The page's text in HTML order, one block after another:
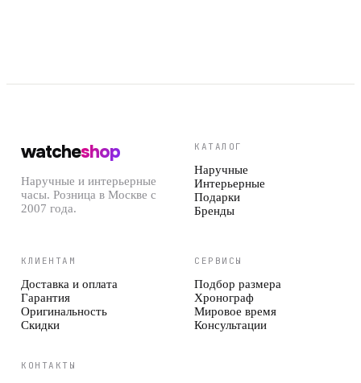
watcheshop
Наручные и интерьерные
часы. Розница в Москве с
2007 года.
КАТАЛОГ
Наручные
Интерьерные
Подарки
Бренды
КЛИЕНТАМ
Доставка и оплата
Гарантия
Оригинальность
Скидки
СЕРВИСЫ
Подбор размера
Хронограф
Мировое время
Консультации
КОНТАКТЫ